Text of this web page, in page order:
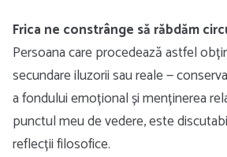
Frica ne constrânge să răbdăm
Persoana care procedează astfel
secundare iluzorii sau reale —
a fondului emoțional și menținerea
punctul meu de vedere, este
reflecții filosofice.